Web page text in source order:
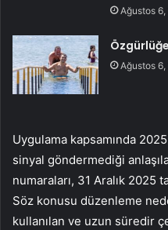
Ağustos
Ağustos
Uygulama kapsamında
sinyal göndermediği
numaraları, 31 Aralık 2025
Söz konusu düzenleme
kullanılan ve uzun süredir